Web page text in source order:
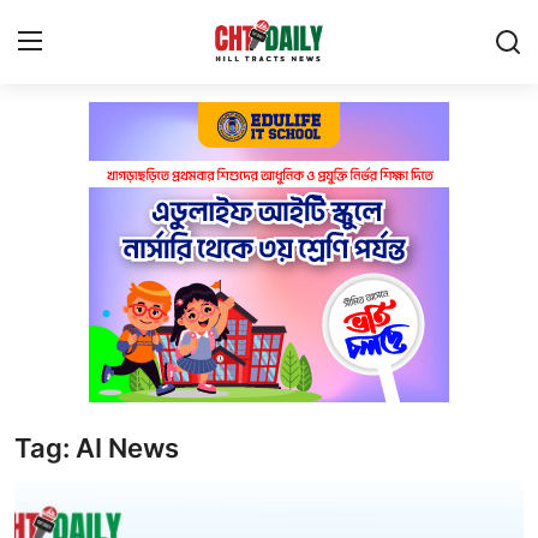
Register
Contact Us
পর্যটন
প্রযুক্তি
Tag: AI News